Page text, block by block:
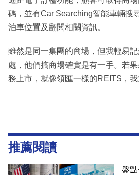
碼，並有Car Searching智能車輛搜
泊車位置及翻閱相關資訊。
雖然是同一集團的商場，但我輕易
處，他們搞商場確實是有一手。若
務上市，就像領匯一樣的REITS，我
推薦閱讀
盤點